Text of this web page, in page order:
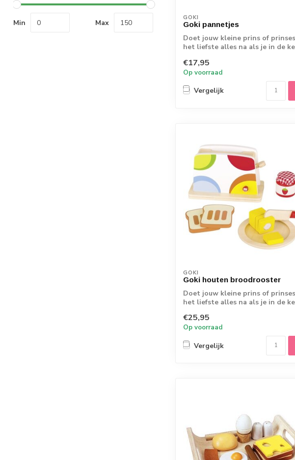
Min Max
GOKI
Goki pannetjes
Doet jouw kleine prins of
het liefste alles na als je in de
€17,95
Op voorraad
Vergelijk
GOKI
Goki houten broodrooster
Doet jouw kleine prins of
het liefste alles na als je in de
€25,95
Op voorraad
Vergelijk